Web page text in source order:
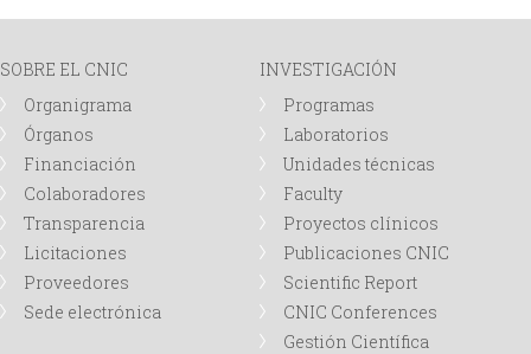
SOBRE EL CNIC
Organigrama
Órganos
Financiación
Colaboradores
Transparencia
Licitaciones
Proveedores
Sede electrónica
INVESTIGACIÓN
Programas
Laboratorios
Unidades técnicas
Faculty
Proyectos clínicos
Publicaciones CNIC
Scientific Report
CNIC Conferences
Gestión Científica